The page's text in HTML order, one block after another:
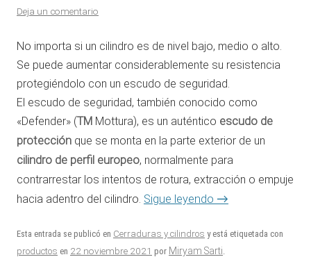
Deja un comentario
No importa si un cilindro es de nivel bajo, medio o alto.
Se puede aumentar considerablemente su resistencia
protegiéndolo con un escudo de seguridad.
El escudo de seguridad, también conocido como
«Defender» (TM Mottura), es un auténtico escudo de
protección que se monta en la parte exterior de un
cilindro de perfil europeo, normalmente para
contrarrestar los intentos de rotura, extracción o empuje
hacia adentro del cilindro. Sigue leyendo →
Esta entrada se publicó en Cerraduras y cilindros y está etiquetada con
productos en 22 noviembre 2021 por Miryam Sarti